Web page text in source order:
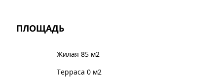
ПЛОЩАДЬ
Жилая 85 м2
Терраса 0 м2